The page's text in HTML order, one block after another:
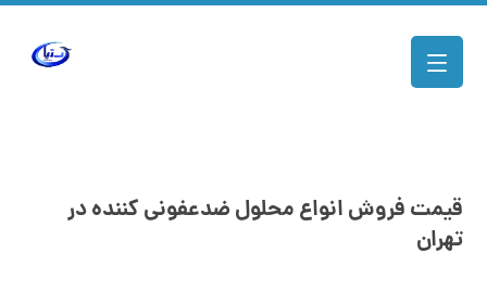
قیمت فروش انواع محلول ضدعفونی کننده در
تهران